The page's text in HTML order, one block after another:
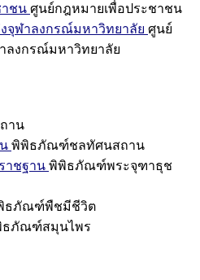
าชน ศูนย์กฎหมายเพื่อประชาชน
จุฬาลงกรณ์มหาวิทยาลัย ศูนย์
ลงกรณ์มหาวิทยาลัย
าน
พิพิธภัณฑ์ชลทัศนสถาน
ชฐาน พิพิธภัณฑ์พระจุฑาธุช
ธภัณฑ์พืชมีชีวิต
ภัณฑ์สมุนไพร